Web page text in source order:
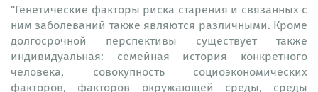
"Генетические факторы риска старения и связанных с
ним заболеваний также являются различными. Кроме
долгосрочной перспективы существует также
индивидуальная: семейная история конкретного
человека, совокупность социоэкономических
факторов, факторов окружающей среды, среды